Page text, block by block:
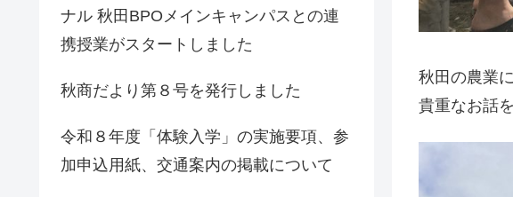
秋田の農業
貴重なお話
ナル 秋田BPOメインキャンパスとの連
携授業がスタートしました
秋商だより第８号を発行しました
令和８年度「体験入学」の実施要項、参
加申込用紙、交通案内の掲載について